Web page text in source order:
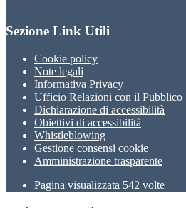
Sezione Link Utili
Cookie policy
Note legali
Informativa Privacy
Ufficio Relazioni con il Pubblico
Dichiarazione di accessibilità
Obiettivi di accessibilità
Whistleblowing
Gestione consensi cookie
Amministrazione trasparente
Pagina visualizzata 542 volte